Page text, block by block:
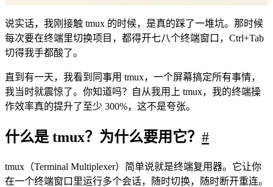
说实话，我刚接触 tmux 的时候，是真的踩了一堆坑。那时候
每次要在终端里切换项目，都得开七八个终端窗口，Ctrl+Tab
切得我手都酸了。
直到有一天，我看到同事用 tmux，一个屏幕搞定所有事情，
我当时就震惊了。你知道吗？自从我用上 tmux，我的终端操
作效率真的提升了至少 300%，这不是夸张。
什么是 tmux？为什么要用它？ #
tmux（Terminal Multiplexer）简单说就是终端复用器。它让你
在一个终端窗口里运行多个会话，随时切换，随时断开重连。